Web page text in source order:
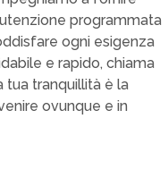
programmata
ogni esigenza
e rapido, chiama
tua tranquillità è la
ovunque e in